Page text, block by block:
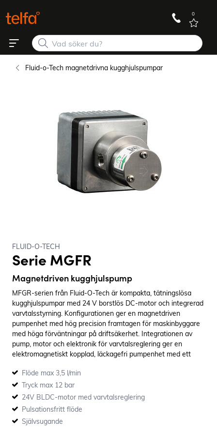
0
Fluid-o-Tech magnetdrivna kugghjulspumpar
FLUID-O-TECH
Serie MGFR
Magnetdriven kugghjulspump
MFGR-serien från Fluid-O-Tech är kompakta, tätningslösa
kugghjulspumpar med 24 V borstlös DC-motor och integrerad
varvtalsstyrning. Konfigurationen ger en magnetdriven
pumpenhet med hög precision framtagen för maskinbyggare
med höga förväntningar på driftsäkerhet. Integrationen av
pump, motor och elektronik för varvtalsreglering ger en
elektromagnetiskt kopplad, läckagefri pumpenhet med ett
Flöde max 3,5 l/min
Tryck max 12 bar
24V BLDC-motor med varvtalsreglering
Pulsationsfritt flöde
Självsugande